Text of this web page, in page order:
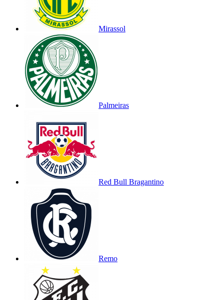
Mirassol
Palmeiras
Red Bull Bragantino
Remo